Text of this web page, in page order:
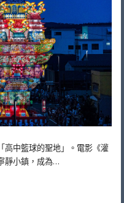
高中籃球的聖地」。電影《灌
靜小鎮，成為…